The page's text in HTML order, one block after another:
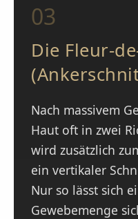
03
Die Fleur-
Nach massivem
Haut oft in zwei
wird zusätzlich
ein vertikaler
Nur so lässt sich
Gewebemenge